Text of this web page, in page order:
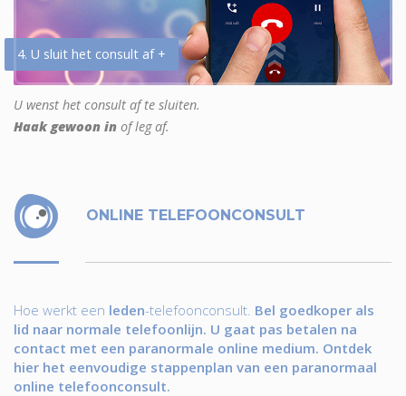
4. U sluit het consult af +
U wenst het consult af te sluiten.
Haak gewoon in of leg af.
ONLINE TELEFOONCONSULT
Hoe werkt een leden-telefoonconsult. Bel goedkoper als
lid naar normale telefoonlijn. U gaat pas betalen na
contact met een paranormale online medium. Ontdek
hier het eenvoudige stappenplan van een paranormaal
online telefoonconsult.